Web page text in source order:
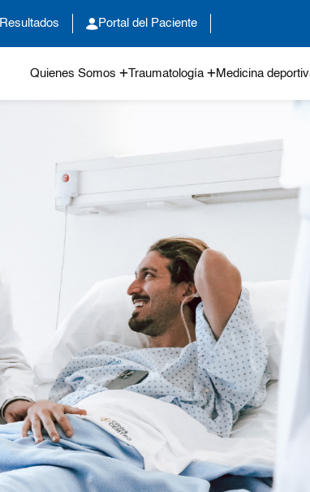
Resultados Portal del Paciente
Quienes Somos Traumatología Medicina